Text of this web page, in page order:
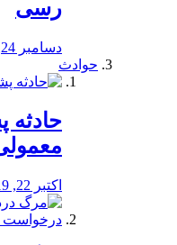
رسی
دسامبر 24, 2019
حوادث
️حادثه
اکتبر 22, 2019